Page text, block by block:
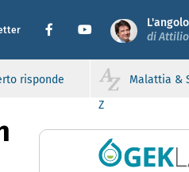
di
risponde
Malattia &
Z